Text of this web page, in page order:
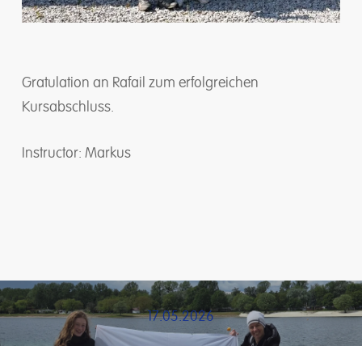
Gratulation an Rafail zum erfolgreichen
Kursabschluss.
Instructor: Markus
17.05.2026